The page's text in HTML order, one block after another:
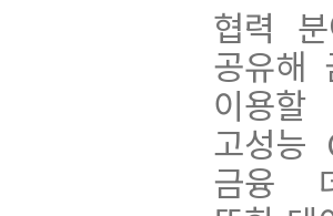
협력 분
공유해
이용
고성능
금융